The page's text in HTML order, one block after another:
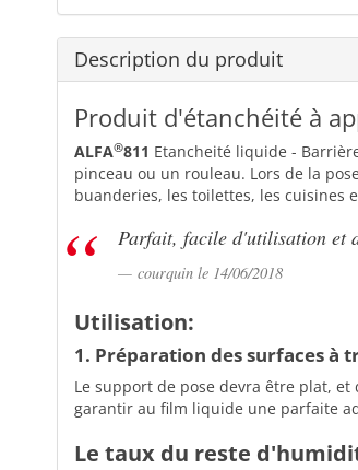
Description du produit
Produit d'étanchéité à
ALFA®811 Etancheité liquide -
pinceau ou un rouleau. Lors de la
buanderies, les toilettes, les cuisines
Parfait, facile d'utilisation et
courquin le 14/06/2018
Utilisation:
1. Préparation des surfaces à
Le support de pose devra être plat,
garantir au film liquide une parfaite
Le taux du reste